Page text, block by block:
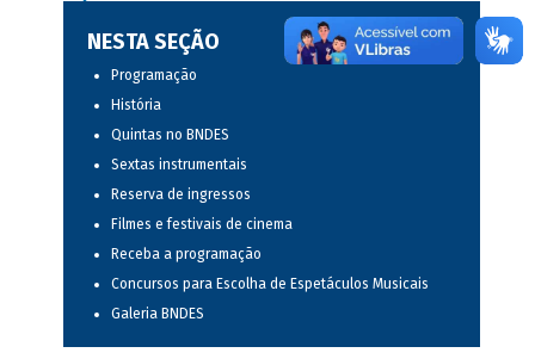
NESTA SEÇÃO
Programação
História
Quintas no BNDES
Sextas instrumentais
Reserva de ingressos
Filmes e festivais de cinema
Receba a programação
Concursos para Escolha de Espetáculos Musicais
Galeria BNDES